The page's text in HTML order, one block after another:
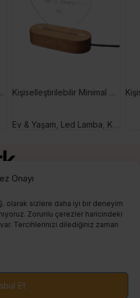
Onayı
olarak sizlere daha iyi bir deneyim
Zorunlu çerezler haricindeki
Tercihlerinizi dilediğiniz zaman
Et
Lamba Kişiselleştirilebilir Minimal Kalp Tasarımlı Led Lamba
Ev & Yaşam, Led Lamba, Kişiselleştirilebilir Hediyeler
Ol